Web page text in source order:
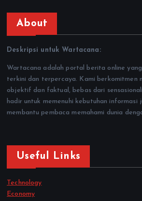
About
Deskripsi untuk Wartacana:
Wartacana adalah portal berita online
terkini dan terpercaya. Kami berkomitmen
objektif dan faktual, bebas dari
hadir untuk memenuhi kebutuhan informasi
membantu pembaca memahami dunia
Useful Links
Technology
Economy